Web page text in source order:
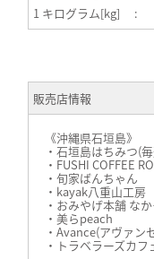
1 キログラム[kg] :
販売店情報
《沖縄県石垣島》
・石垣島はちみつ(
・FUSHI COFFEE
・旬家ばんちゃん
・kayak八重山工房
・おみやげ本舗 な
・美らpeach
・Avance(アヴァン
・トラベラーズカフ